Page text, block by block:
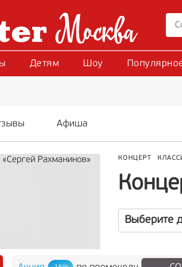
Детям Шоу
Афиша
КОНЦЕРТ
Выберите